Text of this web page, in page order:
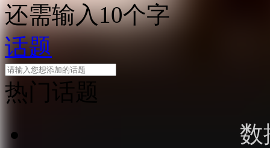
还需输入10个字
话题
热门话题
数